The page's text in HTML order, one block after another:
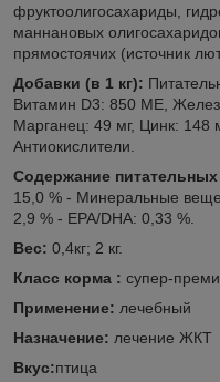
фруктоолигосахариды,
мaннановых
прямостоячих (источник
Добавки (в 1 кг):
Витамин D3: 850 ME,
Марганец: 49 мг, Цинк: 148
Антиокислители.
Содержание
15,0 % - Минеральные
2,9 % - EPA/DHA: 0,33 %.
Вес: 0,4кг; 2 кг.
Класс корма : супер-
Применение: лечебный
Назначение: лечение ЖКТ
Вкус:птица